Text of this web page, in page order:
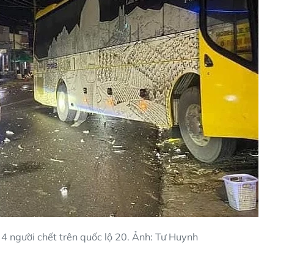
người chết trên quốc lộ 20. Ảnh: Tư Huynh